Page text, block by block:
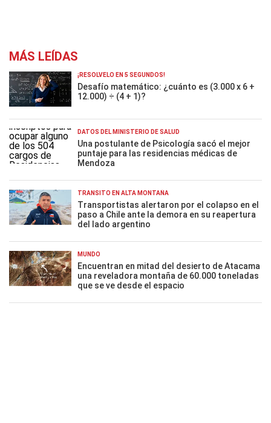
MÁS LEÍDAS
¡RESOLVELO EN 5 SEGUNDOS!
Desafío matemático: ¿cuánto es (3.000 x 6 +
12.000) ÷ (4 + 1)?
DATOS DEL MINISTERIO DE SALUD
Una postulante de Psicología sacó el mejor
puntaje para las residencias médicas de
Mendoza
TRÁNSITO EN ALTA MONTAÑA
Transportistas alertaron por el colapso en el
paso a Chile ante la demora en su reapertura
del lado argentino
MUNDO
Encuentran en mitad del desierto de Atacama
una reveladora montaña de 60.000 toneladas
que se ve desde el espacio